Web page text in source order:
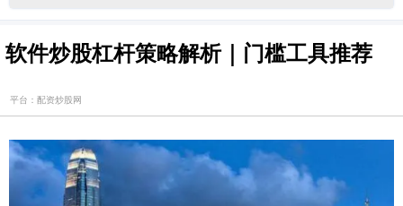
软件炒股杠杆策略解析｜门槛工具推荐
平台：配资炒股网